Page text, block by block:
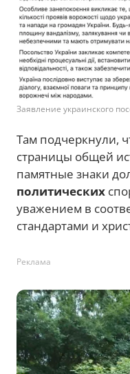
Заявление украинского
Там подчеркнули,
страницы общей
памятные знаки
политических
уважением в
стандартами и
Реклама